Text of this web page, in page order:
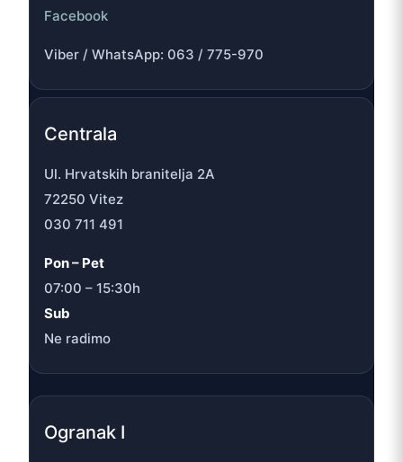
Facebook
Viber / WhatsApp: 063 / 775-970
Centrala
Ul. Hrvatskih branitelja 2A
72250 Vitez
030 711 491
Pon – Pet
07:00 – 15:30h
Sub
Ne radimo
Ogranak I